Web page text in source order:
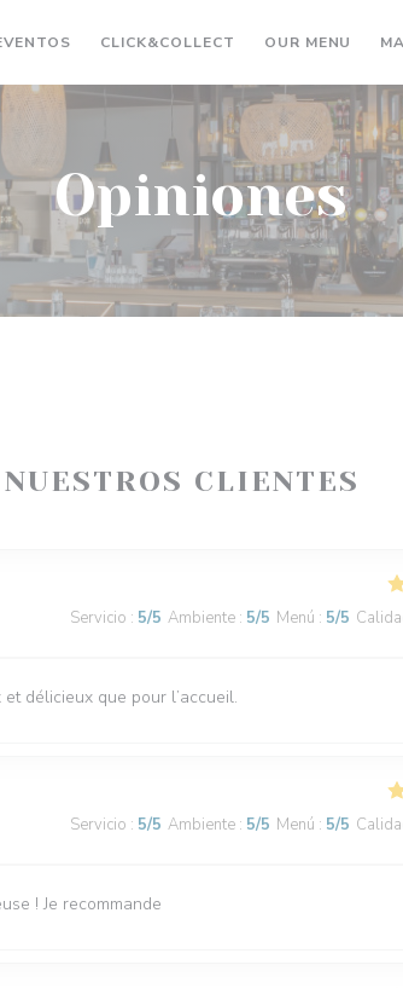
CLICK&COLLECT ((ABRE EN UNA
OUR MENU
Opiniones
CLIENTES
Servicio : 5/5 Ambiente : 5/5 Menú : 5/5
délicieux que pour l’accueil.
Servicio : 5/5 Ambiente : 5/5 Menú : 5/5
! Je recommande